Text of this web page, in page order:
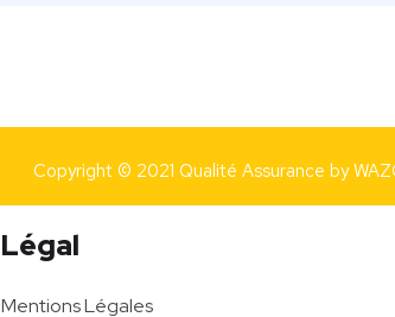
Copyright © 2021 Qualité Assurance by
Légal
Mentions Légales